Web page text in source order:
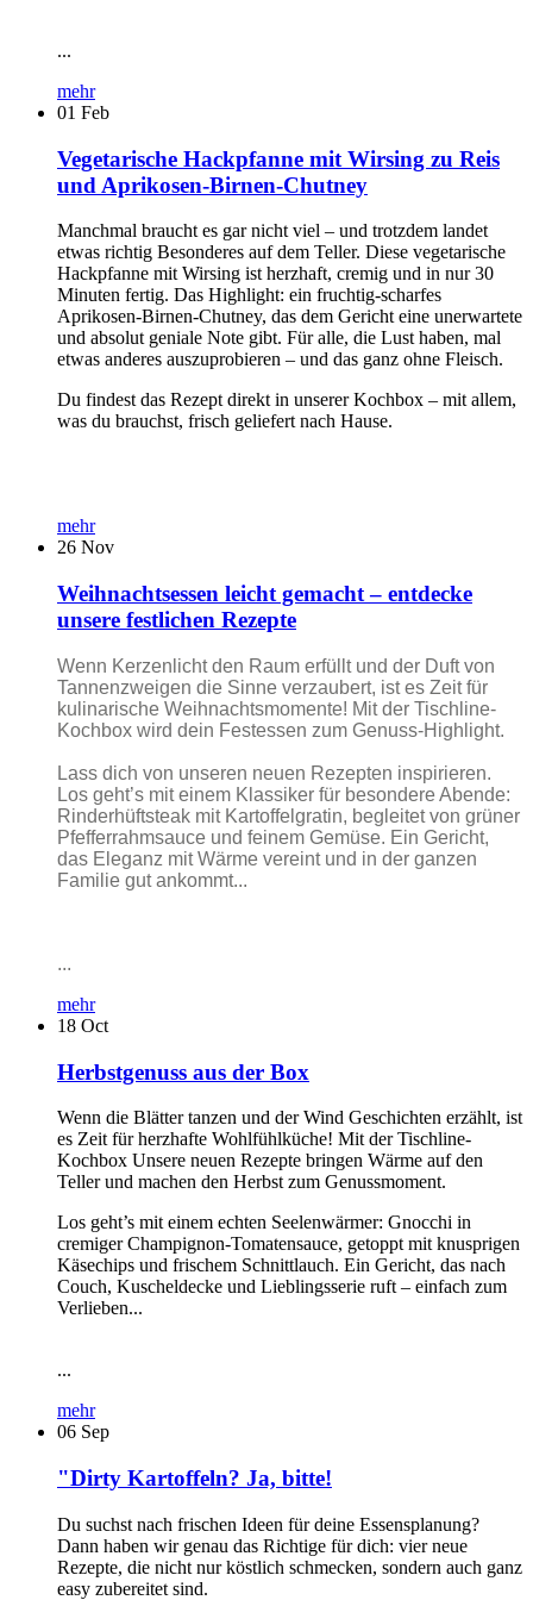
...
mehr
01 Feb
Vegetarische Hackpfanne mit Wirsing zu Reis
und Aprikosen-Birnen-Chutney
Manchmal braucht es gar nicht viel – und trotzdem landet
etwas richtig Besonderes auf dem Teller. Diese vegetarische
Hackpfanne mit Wirsing ist herzhaft, cremig und in nur 30
Minuten fertig. Das Highlight: ein fruchtig-scharfes
Aprikosen-Birnen-Chutney, das dem Gericht eine unerwartete
und absolut geniale Note gibt. Für alle, die Lust haben, mal
etwas anderes auszuprobieren – und das ganz ohne Fleisch.
Du findest das Rezept direkt in unserer Kochbox – mit allem,
was du brauchst, frisch geliefert nach Hause.
mehr
26 Nov
Weihnachtsessen leicht gemacht – entdecke
unsere festlichen Rezepte
Wenn Kerzenlicht den Raum erfüllt und der Duft von
Tannenzweigen die Sinne verzaubert, ist es Zeit für
kulinarische Weihnachtsmomente! Mit der Tischline-
Kochbox wird dein Festessen zum Genuss-Highlight.
Lass dich von unseren neuen Rezepten inspirieren.
Los geht’s mit einem Klassiker für besondere Abende:
Rinderhüftsteak mit Kartoffelgratin, begleitet von grüner
Pfefferrahmsauce und feinem Gemüse. Ein Gericht,
das Eleganz mit Wärme vereint und in der ganzen
Familie gut ankommt...
...
mehr
18 Oct
Herbstgenuss aus der Box
Wenn die Blätter tanzen und der Wind Geschichten erzählt, ist
es Zeit für herzhafte Wohlfühlküche! Mit der Tischline-
Kochbox Unsere neuen Rezepte bringen Wärme auf den
Teller und machen den Herbst zum Genussmoment.
Los geht’s mit einem echten Seelenwärmer: Gnocchi in
cremiger Champignon-Tomatensauce, getoppt mit knusprigen
Käsechips und frischem Schnittlauch. Ein Gericht, das nach
Couch, Kuscheldecke und Lieblingsserie ruft – einfach zum
Verlieben...
...
mehr
06 Sep
"Dirty Kartoffeln? Ja, bitte!
Du suchst nach frischen Ideen für deine Essensplanung?
Dann haben wir genau das Richtige für dich: vier neue
Rezepte, die nicht nur köstlich schmecken, sondern auch ganz
easy zubereitet sind.